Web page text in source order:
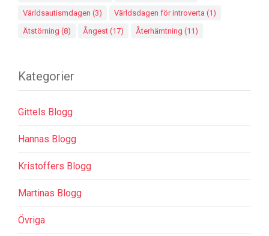
Världsautismdagen (3) Världsdagen för introverta (1)
Ätstörning (8) Ångest (17) Återhämtning (11)
Kategorier
Gittels Blogg
Hannas Blogg
Kristoffers Blogg
Martinas Blogg
Övriga